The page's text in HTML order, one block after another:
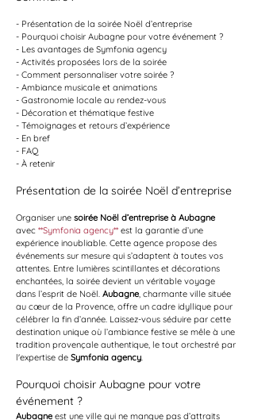
- Présentation de la soirée Noël d’entreprise
- Pourquoi choisir Aubagne pour votre événement ?
- Les avantages de Symfonia agency
- Activités proposées lors de la soirée
- Comment personnaliser votre soirée ?
- Ambiance musicale et animations
- Gastronomie locale au rendez-vous
- Décoration et thématique festive
- Témoignages et retours d’expérience
- En bref
- FAQ
- À retenir
Présentation de la soirée Noël d’entreprise
Organiser une soirée Noël d’entreprise à Aubagne
avec **Symfonia agency** est la garantie d’une
expérience inoubliable. Cette agence propose des
événements sur mesure qui s’adaptent à toutes vos
attentes. Entre lumières scintillantes et décorations
enchantées, la soirée devient un véritable voyage
dans l’esprit de Noël. Aubagne, charmante ville située
au cœur de la Provence, offre un cadre idyllique pour
célébrer la fin d’année. Laissez-vous séduire par cette
destination unique où l’ambiance festive se mêle à une
tradition provençale authentique, le tout orchestré par
l'expertise de Symfonia agency.
Pourquoi choisir Aubagne pour votre
événement ?
Aubagne est une ville qui ne manque pas d’attraits